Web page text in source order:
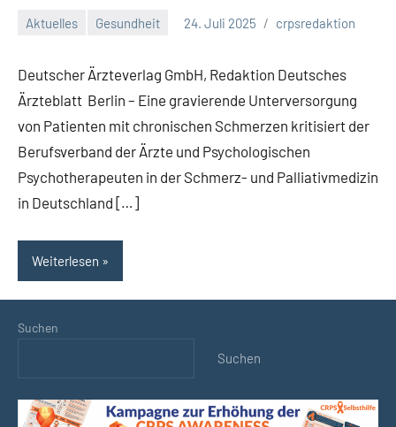
Aktuelles Gesundheit 24. Juli 2025 crpsredaktion
Deutscher Ärzteverlag GmbH, Redaktion Deutsches
Ärzteblatt Berlin – Eine gravierende Unterversorgung
von Patienten mit chronischen Schmerzen kritisiert der
Berufsverband der Ärzte und Psychologischen
Psychotherapeuten in der Schmerz- und Palliativmedizin
in Deutschland […]
Weiterlesen
Suchen
Suchen